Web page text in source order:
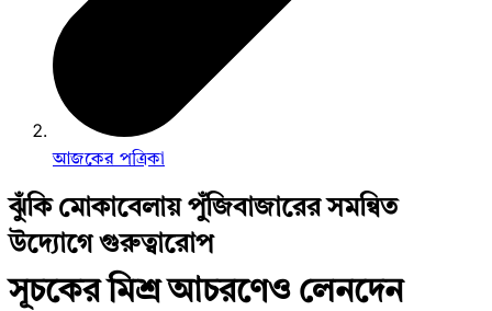
আজকের পত্রিকা
ঝুঁকি মোকাবেলায় পুঁজিবাজারের সমন্বিত
উদ্যোগে গুরুত্বারোপ
সূচকের মিশ্র আচরণেও লেনদেন